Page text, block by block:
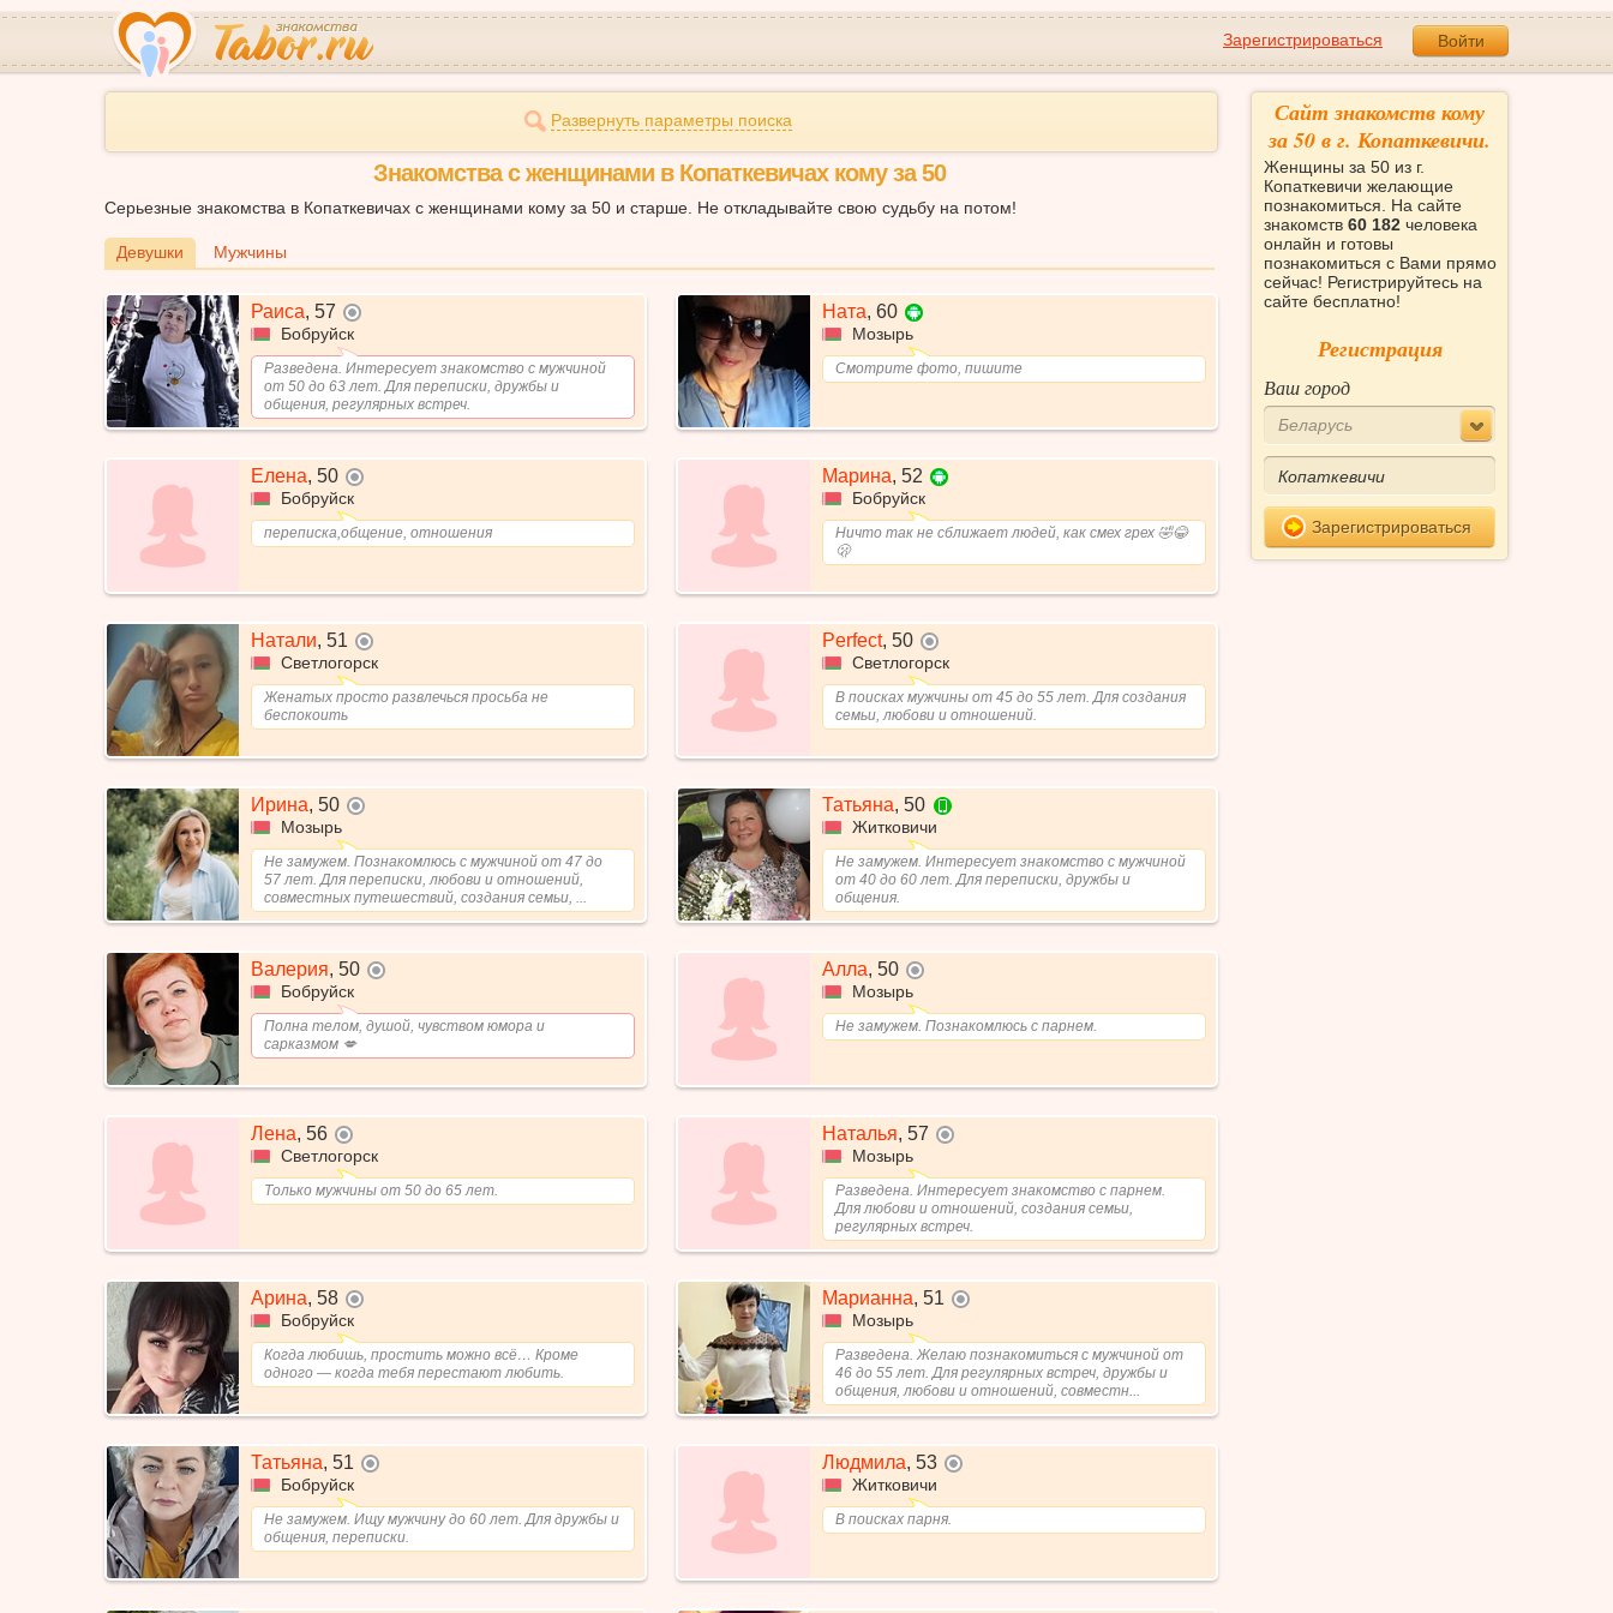
Зарегистрироваться Войти
Развернуть параметры поиска
Знакомства с женщинами в Копаткевичах кому за 50
Серьезные знакомства в Копаткевичах с женщинами кому за 50 и старше. Не откладывайте свою судьбу на потом!
Девушки Мужчины
Раиса, 57
Бобруйск
Разведена. Интересует знакомство с мужчиной
от 50 до 63 лет. Для переписки, дружбы и
общения, регулярных встреч.
Ната, 60
Мозырь
Смотрите фото, пишите
Елена, 50
Бобруйск
переписка,общение, отношения
Марина, 52
Бобруйск
Ничто так не сближает людей, как смех грех 🤣😂
🫢
Натали, 51
Светлогорск
Женатых просто развлечься просьба не
беспокоить
Perfect, 50
Светлогорск
В поисках мужчины от 45 до 55 лет. Для создания
семьи, любови и отношений.
Ирина, 50
Мозырь
Не замужем. Познакомлюсь с мужчиной от 47 до
57 лет. Для переписки, любови и отношений,
совместных путешествий, создания семьи, ...
Татьяна, 50
Житковичи
Не замужем. Интересует знакомство с мужчиной
от 40 до 60 лет. Для переписки, дружбы и
общения.
Валерия, 50
Бобруйск
Полна телом, душой, чувством юмора и
сарказмом 💋
Алла, 50
Мозырь
Не замужем. Познакомлюсь с парнем.
Лена, 56
Светлогорск
Только мужчины от 50 до 65 лет.
Наталья, 57
Мозырь
Разведена. Интересует знакомство с парнем.
Для любови и отношений, создания семьи,
регулярных встреч.
Арина, 58
Бобруйск
Когда любишь, простить можно всё… Кроме
одного — когда тебя перестают любить.
Марианна, 51
Мозырь
Разведена. Желаю познакомиться с мужчиной от
46 до 55 лет. Для регулярных встреч, дружбы и
общения, любови и отношений, совместн...
Татьяна, 51
Бобруйск
Не замужем. Ищу мужчину до 60 лет. Для дружбы и
общения, переписки.
Людмила, 53
Житковичи
В поисках парня.
Сайт знакомств кому
за 50 в г. Копаткевичи.
Женщины за 50 из г.
Копаткевичи желающие
познакомиться. На сайте
знакомств 60 182 человека
онлайн и готовы
познакомиться с Вами прямо
сейчас! Регистрируйтесь на
сайте бесплатно!
Регистрация
Ваш город
Беларусь
Зарегистрироваться